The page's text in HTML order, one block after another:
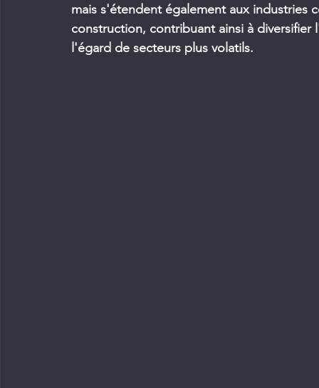
mais s'étendent également aux industries
construction, contribuant ainsi à
l'égard de secteurs plus volatils.